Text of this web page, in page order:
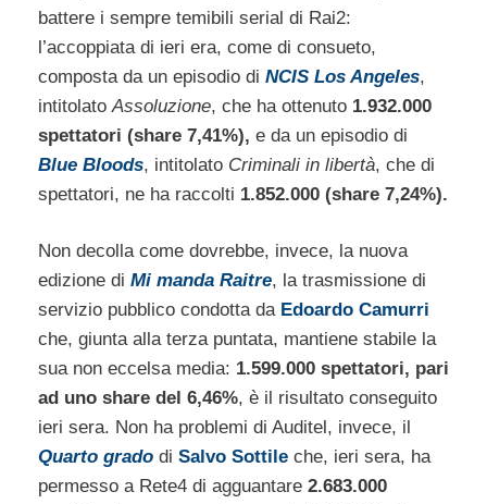
battere i sempre temibili serial di Rai2:
l’accoppiata di ieri era, come di consueto,
composta da un episodio di NCIS Los Angeles,
intitolato Assoluzione, che ha ottenuto 1.932.000
spettatori (share 7,41%), e da un episodio di
Blue Bloods, intitolato Criminali in libertà, che di
spettatori, ne ha raccolti 1.852.000 (share 7,24%).
Non decolla come dovrebbe, invece, la nuova
edizione di Mi manda Raitre, la trasmissione di
servizio pubblico condotta da Edoardo Camurri
che, giunta alla terza puntata, mantiene stabile la
sua non eccelsa media: 1.599.000 spettatori, pari
ad uno share del 6,46%, è il risultato conseguito
ieri sera. Non ha problemi di Auditel, invece, il
Quarto grado di Salvo Sottile che, ieri sera, ha
permesso a Rete4 di agguantare 2.683.000